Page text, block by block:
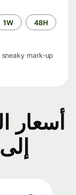
الفترة
الزمنية
48H
1W
sneaky mark-up
إلى USD اليوم